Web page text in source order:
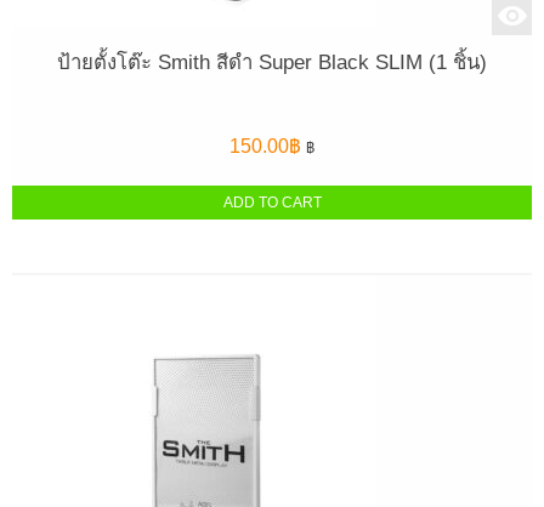
ป้ายตั้งโต๊ะ Smith สีดำ Super Black SLIM (1 ชิ้น)
150.00฿ ฿
ADD TO CART